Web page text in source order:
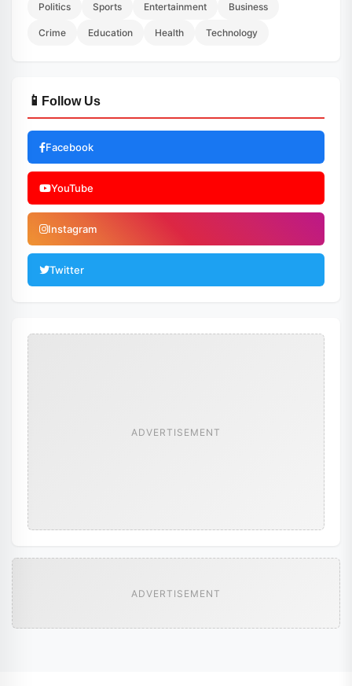
Politics Sports Entertainment Business
Crime Education Health Technology
📱 Follow Us
Facebook
YouTube
Instagram
Twitter
ADVERTISEMENT
ADVERTISEMENT